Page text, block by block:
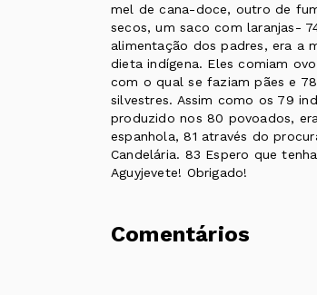
mel de cana-doce, outro de
secos, um saco com laranjas-
alimentação dos padres, era a
dieta indígena. Eles comiam
com o qual se faziam pães e
silvestres. Assim como os 79
produzido nos 80 povoados,
espanhola, 81 através do
Candelária. 83 Espero que
Aguyjevete! Obrigado!
Comentários